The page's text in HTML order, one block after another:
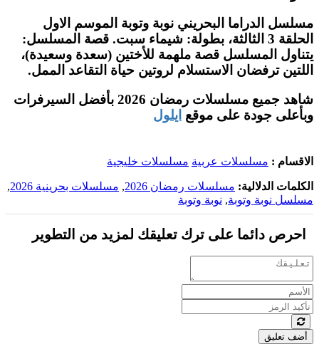
مسلسل الدراما البحريني نوبة وتوبة الموسم الاول
الحلقة 3 الثالثة، بطولة: شيماء سبت. قصة المسلسل:
يتناول المسلسل قصة ملهمة للأختين (سعدة وسعيدة)،
اللتين ترفضان الاستسلام لروتين حياة التقاعد الممل.
شاهد جميع مسلسلات رمضان 2026 بأفضل السيرفرات
وبأعلى جودة على موقع ايلول
الاقسام : مسلسلات عربية مسلسلات خليجية
الكلمات الدلالية: مسلسلات رمضان 2026 , مسلسلات بحرينية 2026
,
مسلسل نوبة وتوبة, نوبة وتوبة
احرص دائما على ترك تعليقك لمزيد من التطوير
أضف تعليق